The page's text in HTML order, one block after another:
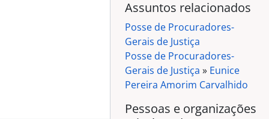
Assuntos relacionados
Posse de Procuradores-
Gerais de Justiça
Posse de Procuradores-
Gerais de Justiça » Eunice
Pereira Amorim Carvalhido
Pessoas e organizações